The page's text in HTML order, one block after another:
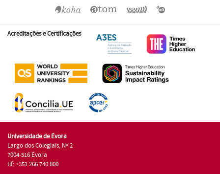
Acreditações e Certificações
Universidade de Évora
Largo dos Colegiais, Nº 2
7004-516 Évora
tlf: +351 266 740 800